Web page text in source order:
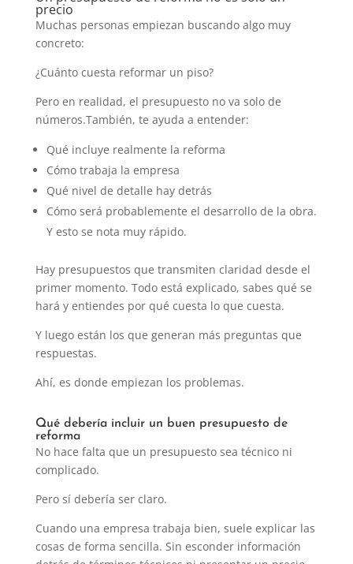
precio
Muchas personas empiezan buscando algo muy
concreto:
¿Cuánto cuesta reformar un piso?
Pero en realidad, el presupuesto no va solo de
números.También, te ayuda a entender:
Qué incluye realmente la reforma
Cómo trabaja la empresa
Qué nivel de detalle hay detrás
Cómo será probablemente el desarrollo de la obra.
Y esto se nota muy rápido.
Hay presupuestos que transmiten claridad desde el
primer momento. Todo está explicado, sabes qué se
hará y entiendes por qué cuesta lo que cuesta.
Y luego están los que generan más preguntas que
respuestas.
Ahí, es donde empiezan los problemas.
Qué debería incluir un buen presupuesto de
reforma
No hace falta que un presupuesto sea técnico ni
complicado.
Pero sí debería ser claro.
Cuando una empresa trabaja bien, suele explicar las
cosas de forma sencilla. Sin esconder información